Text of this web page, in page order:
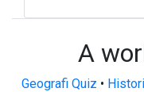
A
Geografi Quiz •